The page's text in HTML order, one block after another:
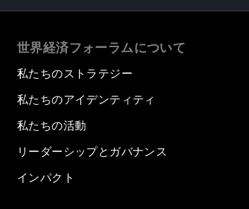
世界経済フォーラムについて
私たちのストラテジー
私たちのアイデンティティ
私たちの活動
リーダーシップとガバナンス
インパクト